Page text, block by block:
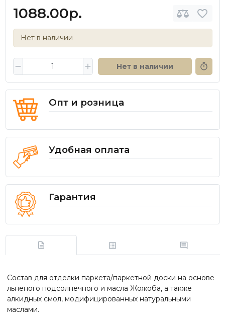
1088.00р.
Нет в наличии
Нет в наличии
Опт и розница
Удобная оплата
Гарантия
Состав для отделки паркета/паркетной доски на основе
льненого подсолнечного и масла Жожоба, а также
алкидных смол, модифицированных натуральными
маслами.